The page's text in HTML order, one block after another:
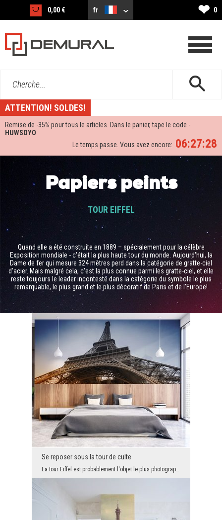
0,00 € fr ❤ 0
Cherche...
ATTENTION! SOLDES!
Remise de -35% pour tous le articles. Dans le panier, tape le code -
HUWSOYO
06:27:26
Le temps passe. Vous avez encore:
Papiers peints
TOUR EIFFEL
Quand elle a été construite en 1889 – spécialement pour la célèbre
Exposition mondiale - c'était la plus haute tour du monde. Aujourd'hui, la
Dame de fer qui mesure 324 mètres perd dans la catégorie de gratte-ciel
d'acier. Mais malgré cela, c'est la plus connue parmi les gratte-ciel, et elle
reste toujours le leader incontesté dans la catégorie du symbole le plus
remarquable, le plus grand et le plus décoratif de Paris et de l'Europe!
Se reposer sous la tour de culte
La tour Eiffel est probablement l'objet le plus photographié au monde et en même temps le thème l...